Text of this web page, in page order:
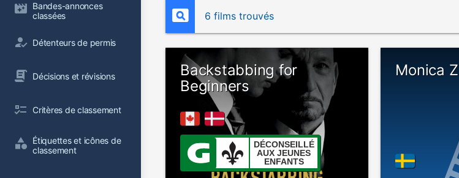
Bandes-annonces
classées
Détenteurs de permis
Décisions et révisions
Critères de classement
Étiquettes et icônes de
classement
6 films trouvés
Backstabbing for
Beginners
DÉCONSEILLÉ
AUX JEUNES
ENFANTS
Monica Z